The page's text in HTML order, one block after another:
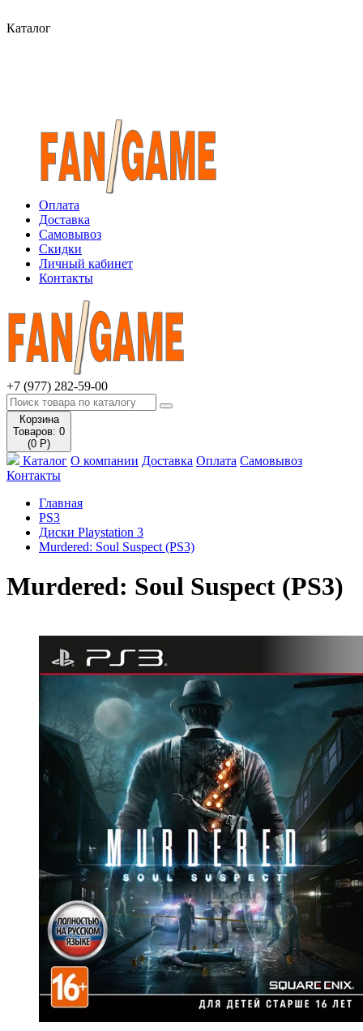
Каталог
Оплата
Доставка
Самовывоз
Скидки
Личный кабинет
Контакты
+7 (977) 282-59-00
Корзина
Товаров: 0
(0 Р)
Каталог О компании Доставка Оплата Самовывоз
Контакты
Главная
PS3
Диски Playstation 3
Murdered: Soul Suspect (PS3)
Murdered: Soul Suspect (PS3)